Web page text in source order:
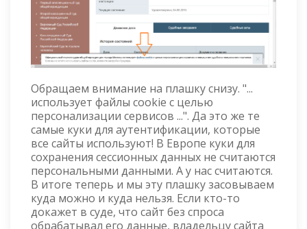
Обращаем внимание на плашку снизу. "...
использует файлы cookie с целью
персонализации сервисов ...". Да это же те
самые куки для аутентификации, которые
все сайты используют! В Европе куки для
сохранения сессионных данных не считаются
персональными данными. А у нас считаются.
В итоге теперь и мы эту плашку засовываем
куда можно и куда нельзя. Если кто-то
докажет в суде, что сайт без спроса
обрабатывал его данные, владельцу сайта